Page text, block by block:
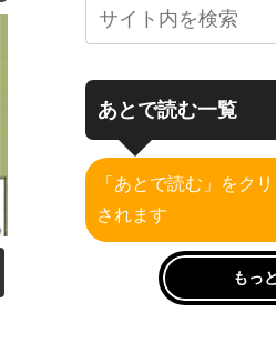
あとで読む一覧
「あとで読む」をク
されます
もっ